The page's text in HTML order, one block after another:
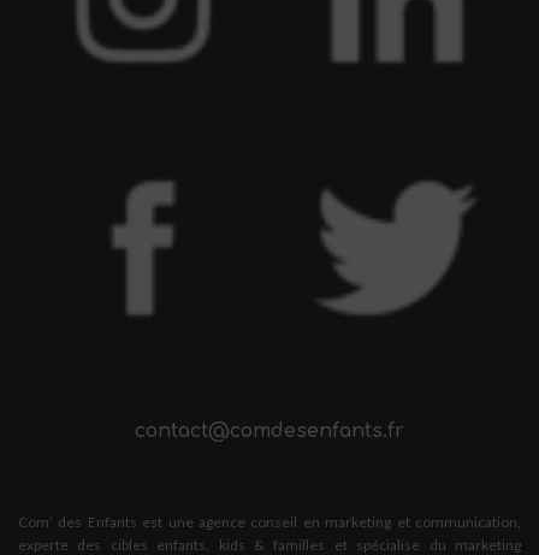
contact@comdesenfants.fr
Com’ des Enfants est une agence conseil en marketing et communication,
experte des cibles enfants, kids & familles et spécialise du marketing